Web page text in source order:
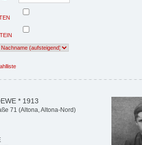
* 1913
71 (Altona, Altona-Nord)